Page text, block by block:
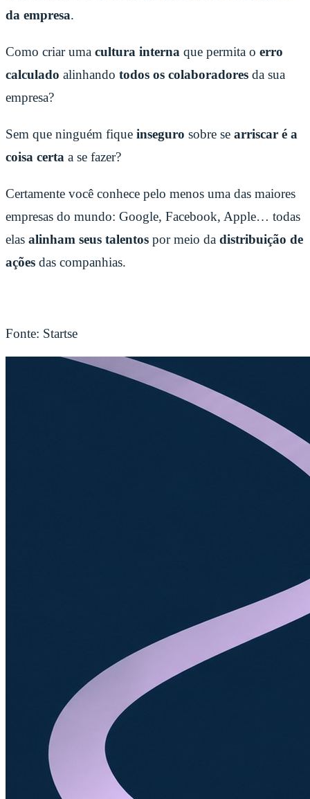
da empresa.
Como criar uma cultura interna que permita o erro
calculado alinhando todos os colaboradores da sua
empresa?
Sem que ninguém fique inseguro sobre se arriscar é a
coisa certa a se fazer?
Certamente você conhece pelo menos uma das maiores
empresas do mundo: Google, Facebook, Apple… todas
elas alinham seus talentos por meio da distribuição de
ações das companhias.
Fonte: Startse